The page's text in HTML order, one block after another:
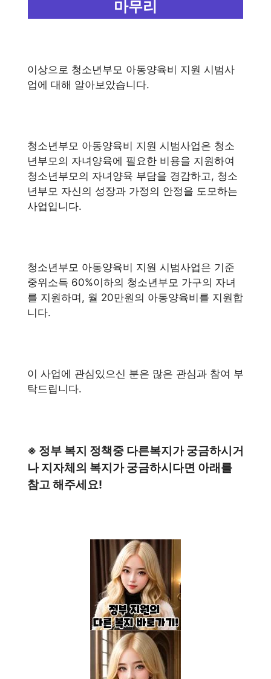
마무리
이상으로 청소년부모 아동양육비 지원 시범사
업에 대해 알아보았습니다.
청소년부모 아동양육비 지원 시범사업은 청소
년부모의 자녀양육에 필요한 비용을 지원하여
청소년부모의 자녀양육 부담을 경감하고, 청소
년부모 자신의 성장과 가정의 안정을 도모하는
사업입니다.
청소년부모 아동양육비 지원 시범사업은 기준
중위소득 60%이하의 청소년부모 가구의 자녀
를 지원하며, 월 20만원의 아동양육비를 지원합
니다.
이 사업에 관심있으신 분은 많은 관심과 참여 부
탁드립니다.
※ 정부 복지 정책중 다른복지가 궁금하시거
나 지자체의 복지가 궁금하시다면 아래를
참고 해주세요!